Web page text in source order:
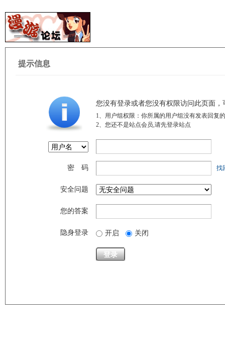
提示信息
您没有登录或者您没有权限访问此页面
1、用户组权限：你所属的用户组没有发表回复
2、您还不是站点会员,请先登录站点
密 码 找
安全问题
您的答案
隐身登录 开启 关闭
登录